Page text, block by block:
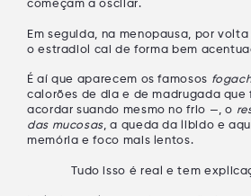
começam aoscilar.
Em seguida, na menopausa, por volta
oestradiol cai de forma bem
É aí que aparecem os famosos
calorões de dia e de madrugada que
acordar suando mesmo no frio —, o
das mucosas, a queda da libido e
memória e foco mais lentos.
Tudo isso é real e tem